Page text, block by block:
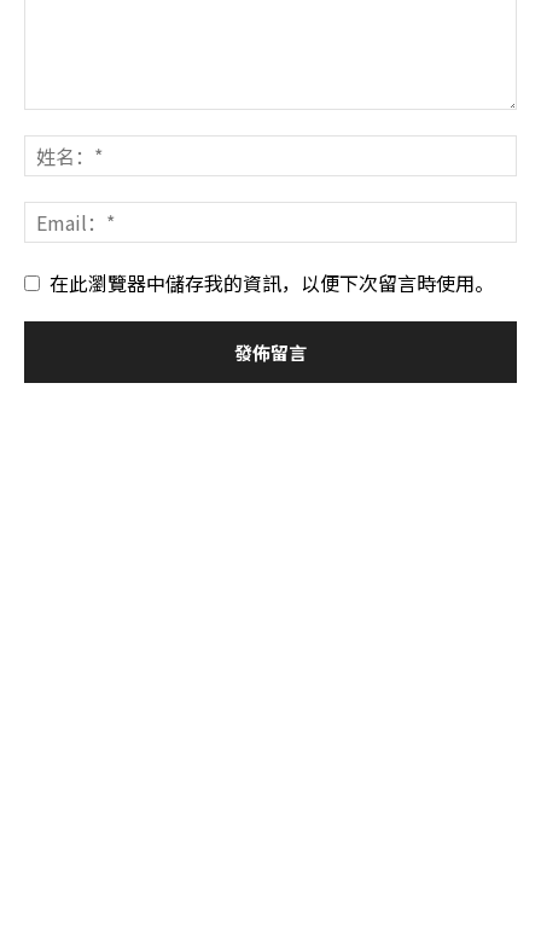
在此瀏覽器中儲存我的資訊，以便下次留言時使用。